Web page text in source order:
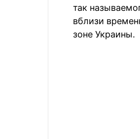
так
вблизи
зоне Украины.